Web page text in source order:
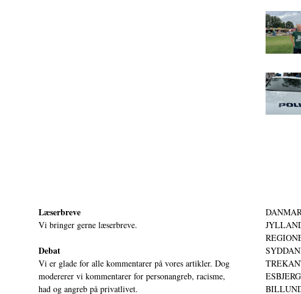
Læserbreve
Vi bringer gerne læserbreve.
Debat
Vi er glade for alle kommentarer på vores artikler. Dog
modererer vi kommentarer for personangreb, racisme,
had og angreb på privatlivet.